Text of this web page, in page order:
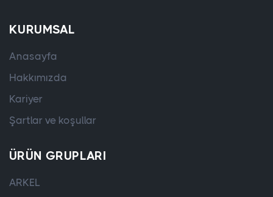
KURUMSAL
Anasayfa
Hakkımızda
Kariyer
Şartlar ve koşullar
ÜRÜN GRUPLARI
ARKEL